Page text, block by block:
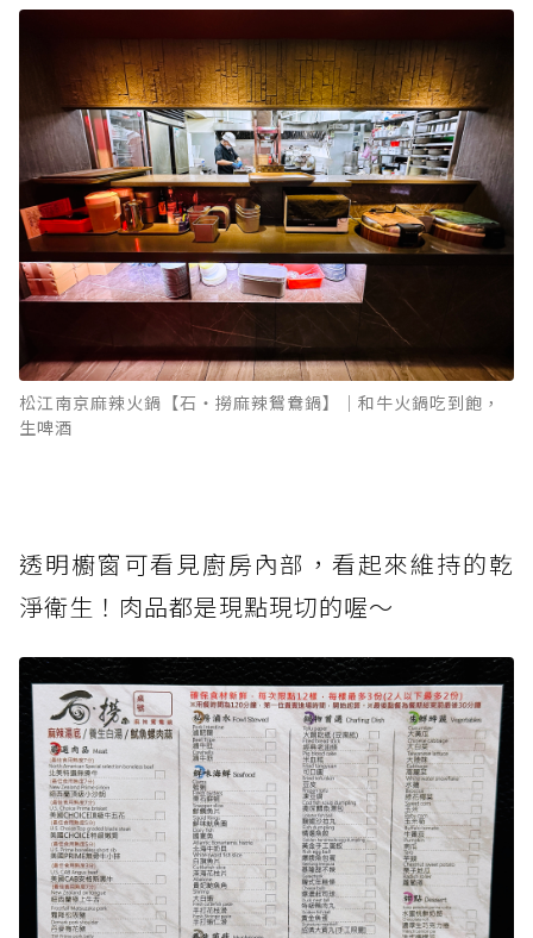
松江南京麻辣火鍋【石‧撈麻辣鴛鴦鍋】｜和牛火鍋吃到飽，
生啤酒
透明櫥窗可看見廚房內部，看起來維持的乾
淨衛生！肉品都是現點現切的喔～